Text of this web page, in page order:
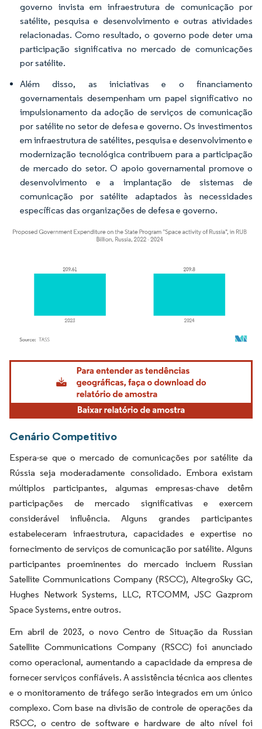
governo invista em infraestrutura de comunicação por
satélite, pesquisa e desenvolvimento e outras atividades
relacionadas. Como resultado, o governo pode deter uma
participação significativa no mercado de comunicações
por satélite.
Além disso, as iniciativas e o financiamento
governamentais desempenham um papel significativo no
impulsionamento da adoção de serviços de comunicação
por satélite no setor de defesa e governo. Os investimentos
em infraestrutura de satélites, pesquisa e desenvolvimento e
modernização tecnológica contribuem para a participação
de mercado do setor. O apoio governamental promove o
desenvolvimento e a implantação de sistemas de
comunicação por satélite adaptados às necessidades
específicas das organizações de defesa e governo.
Imagem © Mordor Intelligence. O reuso requer atribuição conforme CC BY 4.0.
Cenário Competitivo
Espera-se que o mercado de comunicações por satélite da
Rússia seja moderadamente consolidado. Embora existam
múltiplos participantes, algumas empresas-chave detêm
participações de mercado significativas e exercem
considerável influência. Alguns grandes participantes
estabeleceram infraestrutura, capacidades e expertise no
fornecimento de serviços de comunicação por satélite. Alguns
participantes proeminentes do mercado incluem Russian
Satellite Communications Company (RSCC), AltegroSky GC,
Hughes Network Systems, LLC, RTCOMM, JSC Gazprom
Space Systems, entre outros.
Em abril de 2023, o novo Centro de Situação da Russian
Satellite Communications Company (RSCC) foi anunciado
como operacional, aumentando a capacidade da empresa de
fornecer serviços confiáveis. A assistência técnica aos clientes
e o monitoramento de tráfego serão integrados em um único
complexo. Com base na divisão de controle de operações da
RSCC, o centro de software e hardware de alto nível foi